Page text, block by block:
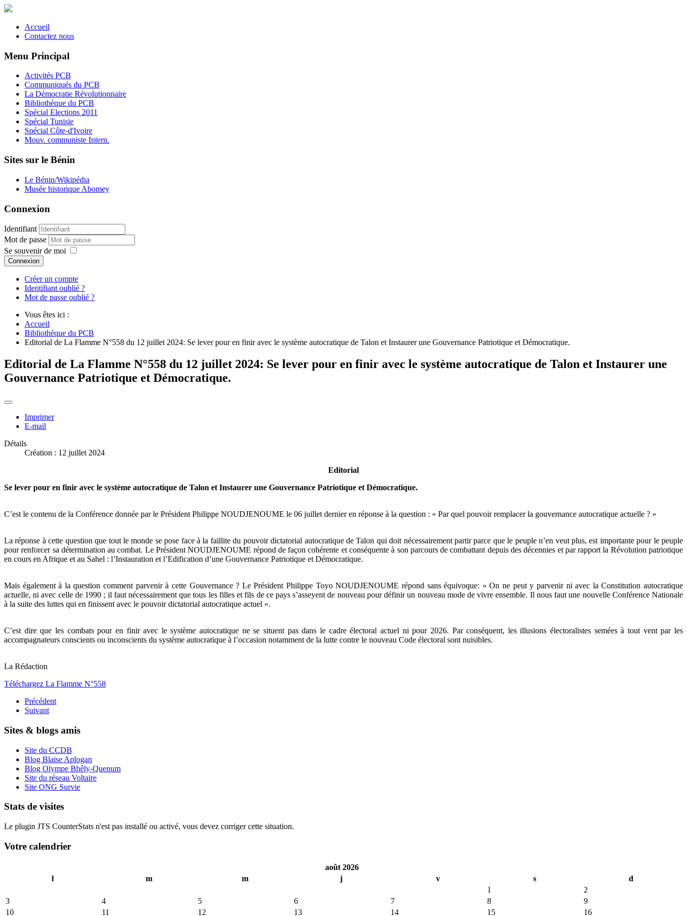
Accueil
Contactez nous
Menu Principal
Activités PCB
Communiqués du PCB
La Démocratie Révolutionnaire
Bibliothèque du PCB
Spécial Elections 2011
Spécial Tunisie
Spécial Côte-d'Ivoire
Mouv. communiste Intern.
Sites sur le Bénin
Le Bénin/Wikipédia
Musée historique Abomey
Connexion
Identifiant
Mot de passe
Se souvenir de moi
Connexion
Créer un compte
Identifiant oublié ?
Mot de passe oublié ?
Vous êtes ici :
Accueil
Bibliothèque du PCB
Editorial de La Flamme N°558 du 12 juillet 2024: Se lever pour en finir avec le système autocratique de Talon et Instaurer une Gouvernance Patriotique et Démocratique.
Editorial de La Flamme N°558 du 12 juillet 2024: Se lever pour en finir avec le système autocratique de Talon et Instaurer une
Gouvernance Patriotique et Démocratique.
Imprimer
E-mail
Détails
Création : 12 juillet 2024
Editorial
Se lever pour en finir avec le système autocratique de Talon et Instaurer une Gouvernance Patriotique et Démocratique.
C’est le contenu de la Conférence donnée par le Président Philippe NOUDJENOUME le 06 juillet dernier en réponse à la question : « Par quel pouvoir remplacer la gouvernance autocratique actuelle ? »
La réponse à cette question que tout le monde se pose face à la faillite du pouvoir dictatorial autocratique de Talon qui doit nécessairement partir parce que le peuple n’en veut plus, est importante pour le peuple
pour renforcer sa détermination au combat. Le Président NOUDJENOUME répond de façon cohérente et conséquente à son parcours de combattant depuis des décennies et par rapport la Révolution patriotique
en cours en Afrique et au Sahel : l’Instauration et l’Edification d’une Gouvernance Patriotique et Démocratique.
Mais également à la question comment parvenir à cette Gouvernance ? Le Président Philippe Toyo NOUDJENOUME répond sans équivoque: « On ne peut y parvenir ni avec la Constitution autocratique
actuelle, ni avec celle de 1990 ; il faut nécessairement que tous les filles et fils de ce pays s’asseyent de nouveau pour définir un nouveau mode de vivre ensemble. Il nous faut une nouvelle Conférence Nationale
à la suite des luttes qui en finissent avec le pouvoir dictatorial autocratique actuel ».
C’est dire que les combats pour en finir avec le système autocratique ne se situent pas dans le cadre électoral actuel ni pour 2026. Par conséquent, les illusions électoralistes semées à tout vent par les
accompagnateurs conscients ou inconscients du système autocratique à l’occasion notamment de la lutte contre le nouveau Code électoral sont nuisibles.
La Rédaction
Téléchargez La Flamme N°558
Précédent
Suivant
Sites & blogs amis
Site du CCDB
Blog Blaise Aplogan
Blog Olympe Bhêly-Quenum
Site du réseau Voltaire
Site ONG Survie
Stats de visites
Le plugin JTS CounterStats n'est pas installé ou activé, vous devez corriger cette situation.
Votre calendrier
août 2026
l
m m j v s
d
1
2
3
4 5 6 7 8
9
10
11 12 13 14 15 16